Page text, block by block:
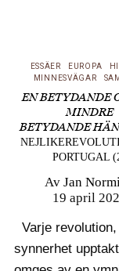
ESSÄER EUROPA
MINNESVÄGAR
EN BETYDANDE
MINDRE
BETYDANDE
PORTUGAL
Av Jan
19 april
Varje revolution,
synnerhet